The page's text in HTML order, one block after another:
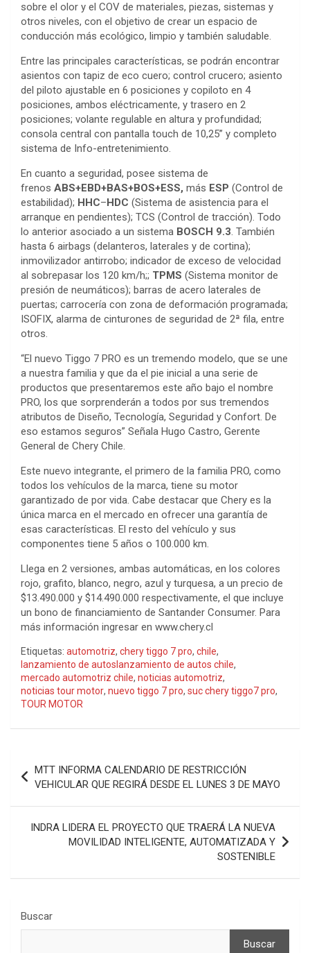
sobre el olor y el COV de materiales, piezas, sistemas y
otros niveles, con el objetivo de crear un espacio de
conducción más ecológico, limpio y también saludable.
Entre las principales características, se podrán encontrar
asientos con tapiz de eco cuero; control crucero; asiento
del piloto ajustable en 6 posiciones y copiloto en 4
posiciones, ambos eléctricamente, y trasero en 2
posiciones; volante regulable en altura y profundidad;
consola central con pantalla touch de 10,25” y completo
sistema de Info-entretenimiento.
En cuanto a seguridad, posee sistema de
frenos ABS+EBD+BAS+BOS+ESS, más ESP (Control de
estabilidad); HHC–HDC (Sistema de asistencia para el
arranque en pendientes); TCS (Control de tracción). Todo
lo anterior asociado a un sistema BOSCH 9.3. También
hasta 6 airbags (delanteros, laterales y de cortina);
inmovilizador antirrobo; indicador de exceso de velocidad
al sobrepasar los 120 km/h;; TPMS (Sistema monitor de
presión de neumáticos); barras de acero laterales de
puertas; carrocería con zona de deformación programada;
ISOFIX, alarma de cinturones de seguridad de 2ª fila, entre
otros.
“El nuevo Tiggo 7 PRO es un tremendo modelo, que se une
a nuestra familia y que da el pie inicial a una serie de
productos que presentaremos este año bajo el nombre
PRO, los que sorprenderán a todos por sus tremendos
atributos de Diseño, Tecnología, Seguridad y Confort. De
eso estamos seguros” Señala Hugo Castro, Gerente
General de Chery Chile.
Este nuevo integrante, el primero de la familia PRO, como
todos los vehículos de la marca, tiene su motor
garantizado de por vida. Cabe destacar que Chery es la
única marca en el mercado en ofrecer una garantía de
esas características. El resto del vehículo y sus
componentes tiene 5 años o 100.000 km.
Llega en 2 versiones, ambas automáticas, en los colores
rojo, grafito, blanco, negro, azul y turquesa, a un precio de
$13.490.000 y $14.490.000 respectivamente, el que incluye
un bono de financiamiento de Santander Consumer. Para
más información ingresar en www.chery.cl
Etiquetas: automotriz, chery tiggo 7 pro, chile,
lanzamiento de autoslanzamiento de autos chile,
mercado automotriz chile, noticias automotriz,
noticias tour motor, nuevo tiggo 7 pro, suc chery tiggo7 pro,
TOUR MOTOR
de
entradas
MTT INFORMA CALENDARIO DE RESTRICCIÓN
VEHICULAR QUE REGIRÁ DESDE EL LUNES 3 DE MAYO
INDRA LIDERA EL PROYECTO QUE TRAERÁ LA NUEVA
MOVILIDAD INTELIGENTE, AUTOMATIZADA Y
SOSTENIBLE
Buscar
Buscar